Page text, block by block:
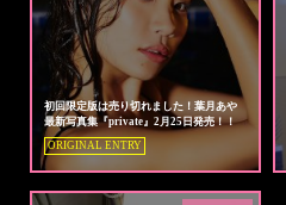
初回限定版は売り切れました！葉月あや
最新写真集『private』2月25日発売！！
ORIGINAL ENTRY